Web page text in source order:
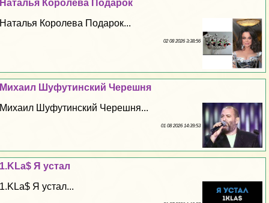
Наталья Королева Подарок
Наталья Королева Подарок...
02 08 2026 3:38:56
Михаил Шуфутинский Черешня
Михаил Шуфутинский Черешня...
01 08 2026 14:39:53
1.KLa$ Я устал
1.KLa$ Я устал...